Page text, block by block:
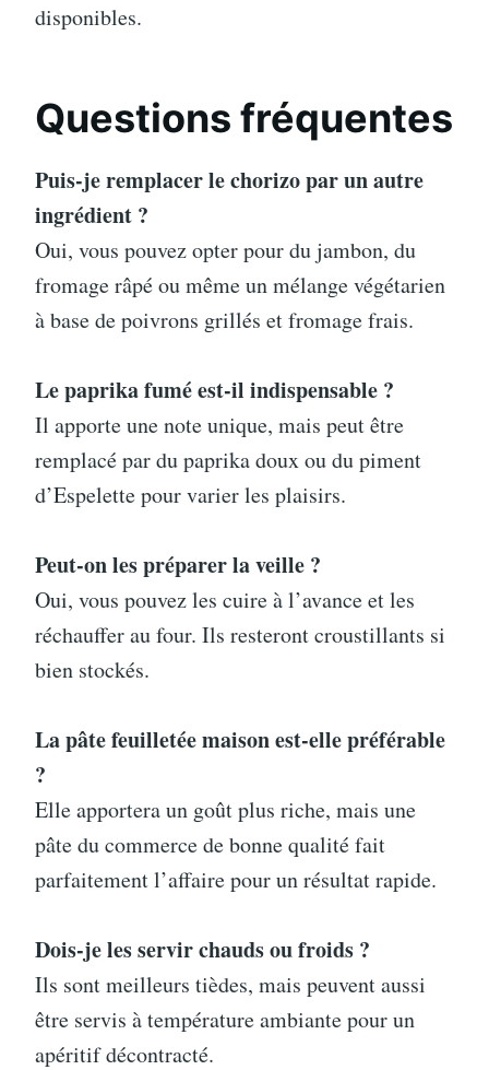
disponibles.
Questions fréquentes
Puis-je remplacer le chorizo par un autre
ingrédient ?
Oui, vous pouvez opter pour du jambon, du
fromage râpé ou même un mélange végétarien
à base de poivrons grillés et fromage frais.
Le paprika fumé est-il indispensable ?
Il apporte une note unique, mais peut être
remplacé par du paprika doux ou du piment
d’Espelette pour varier les plaisirs.
Peut-on les préparer la veille ?
Oui, vous pouvez les cuire à l’avance et les
réchauffer au four. Ils resteront croustillants si
bien stockés.
La pâte feuilletée maison est-elle préférable
?
Elle apportera un goût plus riche, mais une
pâte du commerce de bonne qualité fait
parfaitement l’affaire pour un résultat rapide.
Dois-je les servir chauds ou froids ?
Ils sont meilleurs tièdes, mais peuvent aussi
être servis à température ambiante pour un
apéritif décontracté.